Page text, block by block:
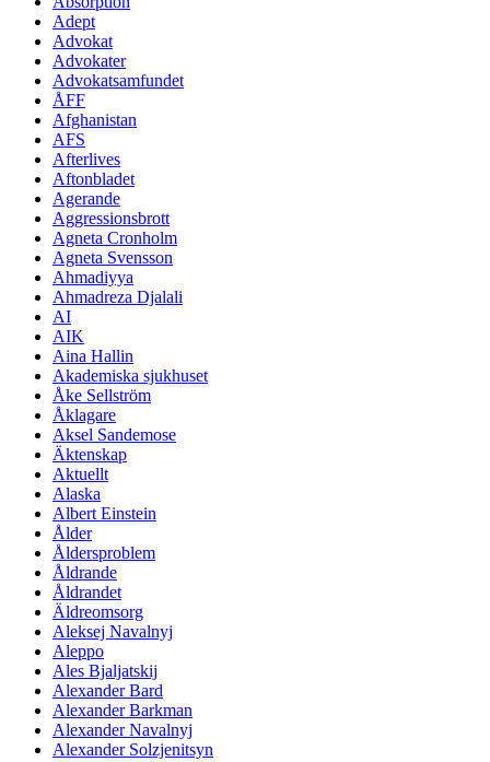
Adept
Advokat
Advokater
Advokatsamfundet
ÅFF
Afghanistan
AFS
Afterlives
Aftonbladet
Agerande
Aggressionsbrott
Agneta Cronholm
Agneta Svensson
Ahmadiyya
Ahmadreza Djalali
AI
AIK
Aina Hallin
Akademiska sjukhuset
Åke Sellström
Åklagare
Aksel Sandemose
Äktenskap
Aktuellt
Alaska
Albert Einstein
Ålder
Åldersproblem
Åldrande
Åldrandet
Äldreomsorg
Aleksej Navalnyj
Aleppo
Ales Bjaljatskij
Alexander Bard
Alexander Barkman
Alexander Navalnyj
Alexander Solzjenitsyn